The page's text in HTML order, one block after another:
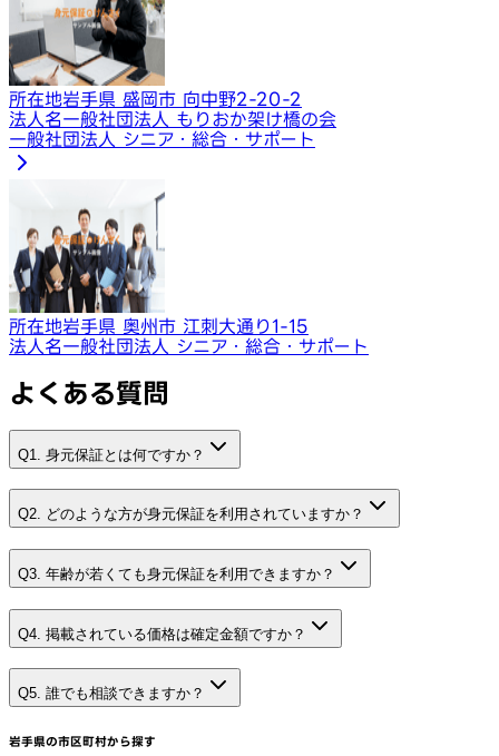
所在地岩手県 盛岡市 向中野2-20-2
法人名一般社団法人 もりおか架け橋の会
一般社団法人 シニア・総合・サポート
所在地岩手県 奥州市 江刺大通り1-15
法人名一般社団法人 シニア・総合・サポート
よくある質問
Q1. 身元保証とは何ですか？
Q2. どのような方が身元保証を利用されていますか？
Q3. 年齢が若くても身元保証を利用できますか？
Q4. 掲載されている価格は確定金額ですか？
Q5. 誰でも相談できますか？
岩手県の市区町村から探す